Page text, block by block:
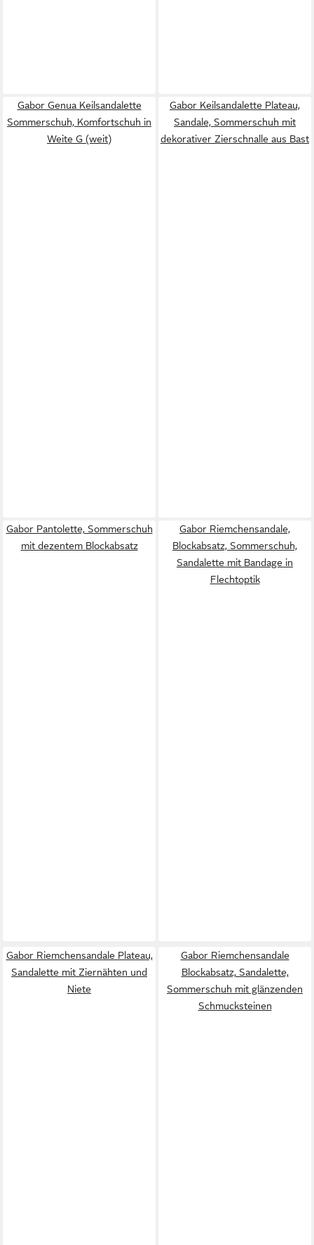
Gabor Genua Keilsandalette
Sommerschuh, Komfortschuh in
Weite G (weit)
Gabor Keilsandalette Plateau,
Sandale, Sommerschuh mit
dekorativer Zierschnalle aus Bast
Gabor Pantolette, Sommerschuh
mit dezentem Blockabsatz
Gabor Riemchensandale,
Blockabsatz, Sommerschuh,
Sandalette mit Bandage in
Flechtoptik
Gabor Riemchensandale Plateau,
Sandalette mit Ziernähten und
Niete
Gabor Riemchensandale
Blockabsatz, Sandalette,
Sommerschuh mit glänzenden
Schmucksteinen